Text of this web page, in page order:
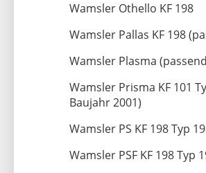
Wamsler Othello KF 198
Wamsler Pallas KF 198
Wamsler Plasma
Wamsler Prisma KF 101
Baujahr 2001)
Wamsler PS KF 198 Typ
Wamsler PSF KF 198 Typ